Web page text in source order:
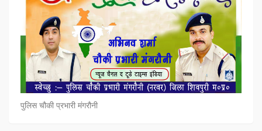
पुलिस चौकी प्रभारी मंगरौनी